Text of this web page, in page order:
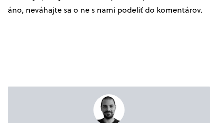
áno, neváhajte sa o ne s nami podeliť do komentárov.